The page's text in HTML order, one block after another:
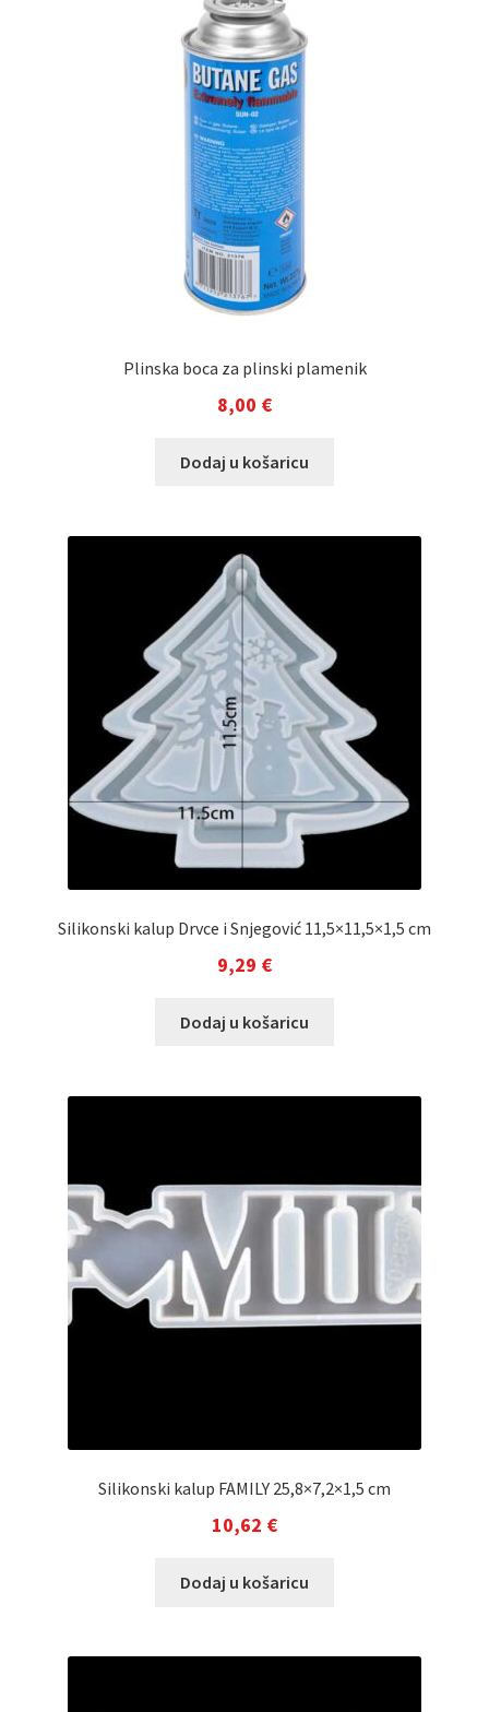
Plinska boca za plinski plamenik
8,00 €
Dodaj u košaricu
Silikonski kalup Drvce i Snjegović 11,5×11,5×1,5 cm
9,29 €
Dodaj u košaricu
Silikonski kalup FAMILY 25,8×7,2×1,5 cm
10,62 €
Dodaj u košaricu